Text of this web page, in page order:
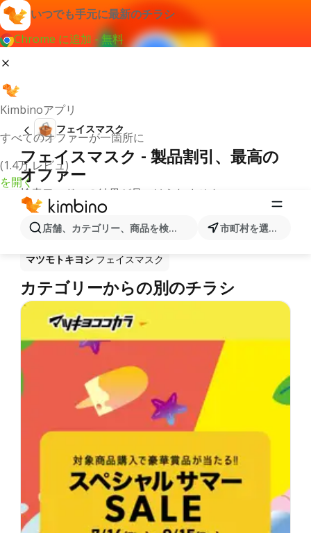
いつでも手元に最新のチラシ
Chrome に追加 - 無料
Kimbinoアプリ
すべてのオファーが一箇所に
(1.4万 レビュ)
を開く
店舗、カテゴリー、商品を検索... 市町村を選択します
フェイスマスク
フェイスマスク - 製品割引、最高の
オファー
検索ワードへの結果が見つけられません。
フェイスマスク が安売り－どこで買
う？
マツモトキヨシ フェイスマスク
カテゴリーからの別のチラシ